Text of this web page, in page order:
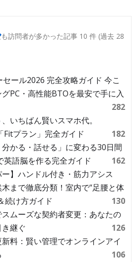
も訪問者が多かった記事 10 件 (過去 28
セール2026 完全攻略ガイド 今こ
PC・高性能BTOを最安で手に入
282
いちばん賢いスマホ代。
Fitプラン」完全ガイド
182
かる・話せる」に変わる30日間
語脳を作る完全ガイド
162
ー】ハンドル付き・筋力アシス
まで徹底分類！室内で“足腰と体
続け方ガイド
130
ムーズな契約者変更：あなたの
継ぐ
126
料：賢い管理でオンラインアイ
106